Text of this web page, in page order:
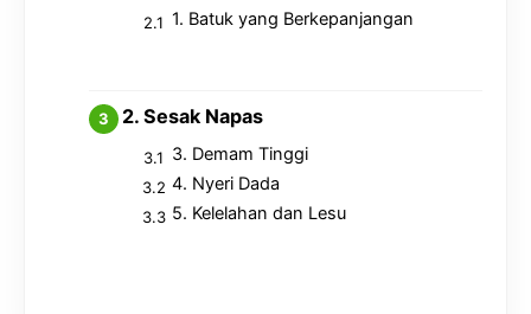
1. Batuk yang Berkepanjangan
2. Sesak Napas
3. Demam Tinggi
4. Nyeri Dada
5. Kelelahan dan Lesu